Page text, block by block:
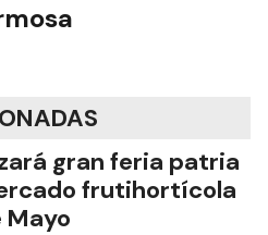
gran feria patria
frutihortícola
Mayo